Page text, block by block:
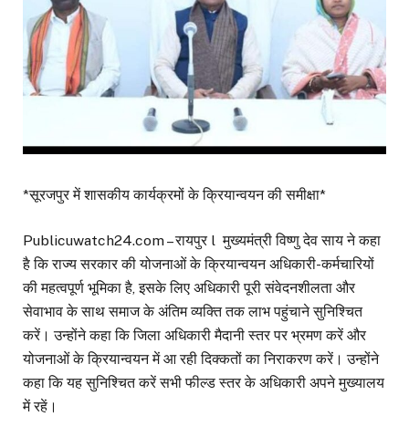
*सूरजपुर में शासकीय कार्यक्रमों के क्रियान्वयन की समीक्षा*
Publicuwatch24.com – रायपुर l मुख्यमंत्री विष्णु देव साय ने कहा
है कि राज्य सरकार की योजनाओं के क्रियान्वयन अधिकारी-कर्मचारियों
की महत्वपूर्ण भूमिका है, इसके लिए अधिकारी पूरी संवेदनशीलता और
सेवाभाव के साथ समाज के अंतिम व्यक्ति तक लाभ पहुंचाने सुनिश्चित
करें। उन्होंने कहा कि जिला अधिकारी मैदानी स्तर पर भ्रमण करें और
योजनाओं के क्रियान्वयन में आ रही दिक्कतों का निराकरण करें। उन्होंने
कहा कि यह सुनिश्चित करें सभी फील्ड स्तर के अधिकारी अपने मुख्यालय
में रहें।